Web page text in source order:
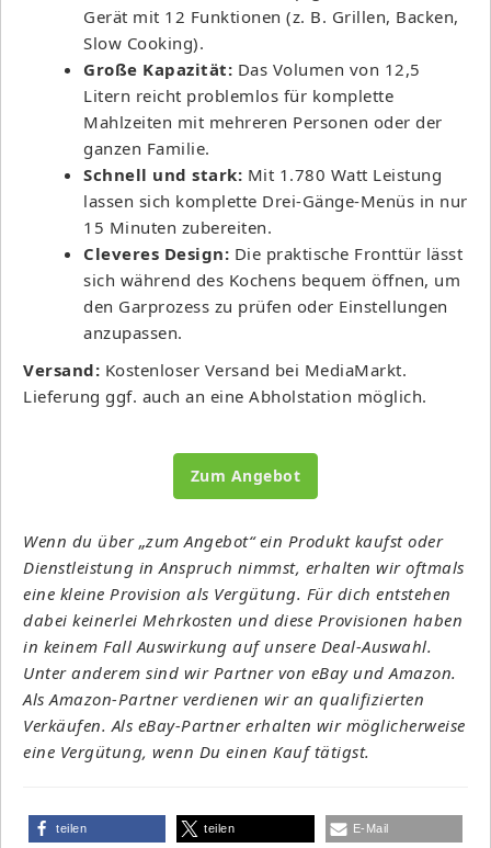
Gerät mit 12 Funktionen (z. B. Grillen, Backen,
Slow Cooking).
Große Kapazität: Das Volumen von 12,5
Litern reicht problemlos für komplette
Mahlzeiten mit mehreren Personen oder der
ganzen Familie.
Schnell und stark: Mit 1.780 Watt Leistung
lassen sich komplette Drei-Gänge-Menüs in nur
15 Minuten zubereiten.
Cleveres Design: Die praktische Fronttür lässt
sich während des Kochens bequem öffnen, um
den Garprozess zu prüfen oder Einstellungen
anzupassen.
Versand: Kostenloser Versand bei MediaMarkt.
Lieferung ggf. auch an eine Abholstation möglich.
Zum Angebot
Wenn du über „zum Angebot“ ein Produkt kaufst oder
Dienstleistung in Anspruch nimmst, erhalten wir oftmals
eine kleine Provision als Vergütung. Für dich entstehen
dabei keinerlei Mehrkosten und diese Provisionen haben
in keinem Fall Auswirkung auf unsere Deal-Auswahl.
Unter anderem sind wir Partner von eBay und Amazon.
Als Amazon-Partner verdienen wir an qualifizierten
Verkäufen. Als eBay-Partner erhalten wir möglicherweise
eine Vergütung, wenn Du einen Kauf tätigst.
teilen teilen E-Mail